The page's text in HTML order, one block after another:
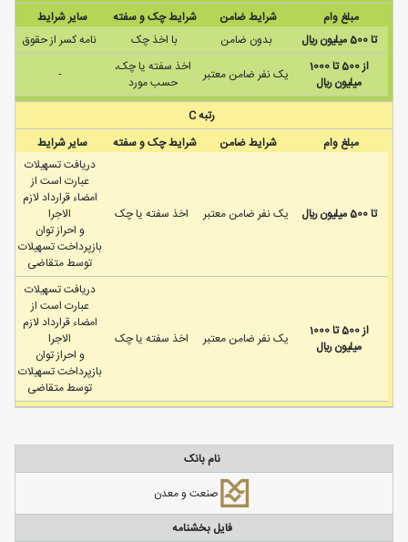
مبلغ وام
شرایط ضامن شرایط چک و سفته
سایر شرایط
بدون ضامن با اخذ چک
نامه كسر از حقوق
از 500 تا 1000
ميليون ريال
يک نفر ضامن معتبر
اخذ سفته یا چک،
حسب مورد
رتبه C
مبلغ وام
شرایط ضامن شرایط چک و سفته سایر شرایط
يک نفر ضامن معتبر اخذ سفته یا چک
دریافت تسهیلات
عبارت است از
امضاء قرارداد لازم
الاجرا
و احراز توان
بازپرداخت تسهیلات
توسط متقاضی
از 500 تا 1000
ميليون ريال
يک نفر ضامن معتبر اخذ سفته یا چک
دریافت تسهیلات
عبارت است از
امضاء قرارداد لازم
الاجرا
و احراز توان
بازپرداخت تسهیلات
توسط متقاضی
نام بانک
صنعت و معدن
فایل بخشنامه